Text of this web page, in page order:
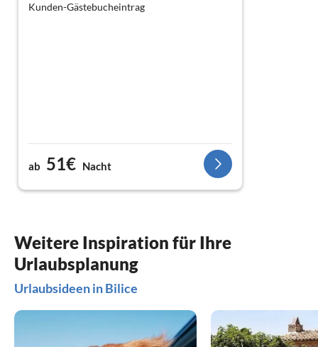
Kunden-Gästebucheintrag
ab 51€ Nacht
Weitere Inspiration für Ihre
Urlaubsplanung
Urlaubsideen in Bilice